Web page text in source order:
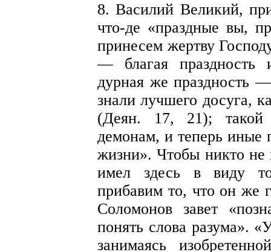
8. Василий Великий,
что-де «праздные вы,
принесем жертву
— благая праздность
дурная же праздность
знали лучшего досуга,
(Деян. 17, 21); такой
демонам, и теперь иные
жизни». Чтобы никто не
имел здесь в виду
прибавим то, что он же
Соломонов завет
понять слова разума».
занимаясь